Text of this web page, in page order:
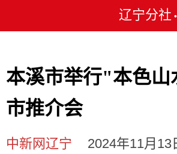
辽宁分社 •
本溪市举行"本色
市推介会
中新网辽宁 2024年11月13